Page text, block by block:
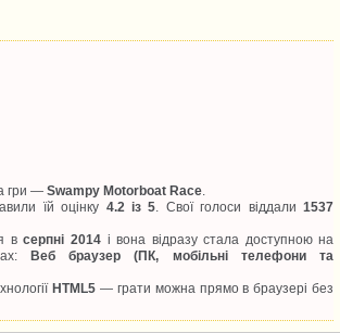
гри —Swampy Motorboat Race
їй оцінку 4.2 із 5 . Свої голоси віддали1537
всерпні 2014і вона відразу стала доступною на
Веб браузер (ПК, мобільні телефони та
HTML5— грати можна прямо в браузері без